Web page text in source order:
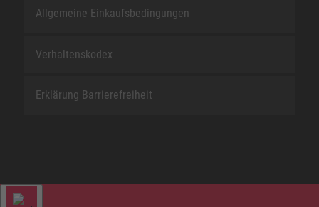
Allgemeine Einkaufsbedingungen
Verhaltenskodex
Erklärung Barrierefreiheit